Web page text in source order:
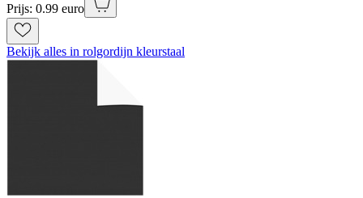
Prijs: 0.99 euro
Bekijk alles in rolgordijn kleurstaal